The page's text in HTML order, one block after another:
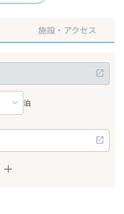
施設・アクセス
泊